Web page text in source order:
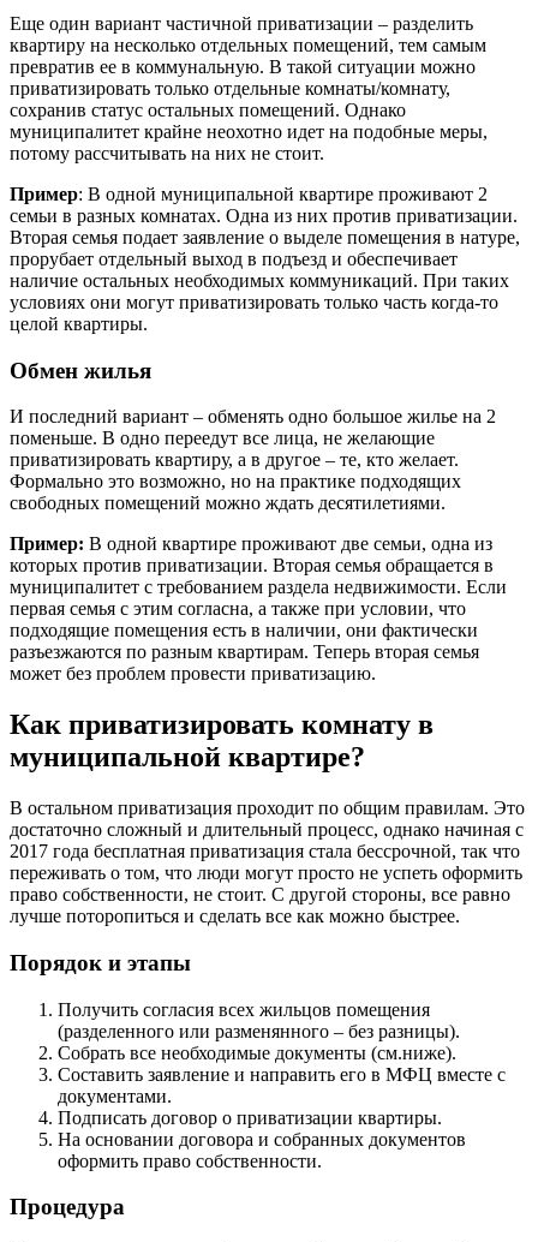
Еще один вариант частичной приватизации – разделить
квартиру на несколько отдельных помещений, тем самым
превратив ее в коммунальную. В такой ситуации можно
приватизировать только отдельные комнаты/комнату,
сохранив статус остальных помещений. Однако
муниципалитет крайне неохотно идет на подобные меры,
потому рассчитывать на них не стоит.
Пример: В одной муниципальной квартире проживают 2
семьи в разных комнатах. Одна из них против приватизации.
Вторая семья подает заявление о выделе помещения в натуре,
прорубает отдельный выход в подъезд и обеспечивает
наличие остальных необходимых коммуникаций. При таких
условиях они могут приватизировать только часть когда-то
целой квартиры.
Обмен жилья
И последний вариант – обменять одно большое жилье на 2
поменьше. В одно переедут все лица, не желающие
приватизировать квартиру, а в другое – те, кто желает.
Формально это возможно, но на практике подходящих
свободных помещений можно ждать десятилетиями.
Пример: В одной квартире проживают две семьи, одна из
которых против приватизации. Вторая семья обращается в
муниципалитет с требованием раздела недвижимости. Если
первая семья с этим согласна, а также при условии, что
подходящие помещения есть в наличии, они фактически
разъезжаются по разным квартирам. Теперь вторая семья
может без проблем провести приватизацию.
Как приватизировать комнату в
муниципальной квартире?
В остальном приватизация проходит по общим правилам. Это
достаточно сложный и длительный процесс, однако начиная с
2017 года бесплатная приватизация стала бессрочной, так что
переживать о том, что люди могут просто не успеть оформить
право собственности, не стоит. С другой стороны, все равно
лучше поторопиться и сделать все как можно быстрее.
Порядок и этапы
Получить согласия всех жильцов помещения
(разделенного или разменянного – без разницы).
Собрать все необходимые документы (см.ниже).
Составить заявление и направить его в МФЦ вместе с
документами.
Подписать договор о приватизации квартиры.
На основании договора и собранных документов
оформить право собственности.
Процедура